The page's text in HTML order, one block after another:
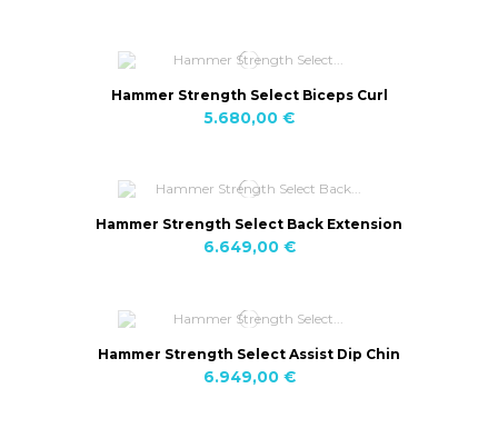
Hammer Strength Select Biceps Curl
5.680,00 €
Hammer Strength Select Back Extension
6.649,00 €
Hammer Strength Select Assist Dip Chin
6.949,00 €